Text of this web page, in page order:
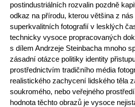
postindustriálních rozvalin pozdně
odkaz na přírodu, kterou většina z
superkvalitních fotografií v lesklých
technicky vysoce propracovaných
s dílem Andrzeje Steinbacha mnoho
zásadní otázce politiky identity
prostřednictvím tradičního média
realistického zachycení lidského těla
soukromého, nebo veřejného
hodnota těchto obrazů je vysoce